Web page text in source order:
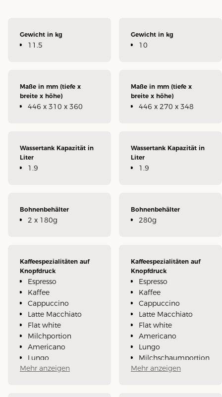
Gewicht in kg
11.5
Gewicht in kg
10
Maße in mm (tiefe x
breite x höhe)
446 x 310 x 360
Maße in mm (tiefe x
breite x höhe)
446 x 270 x 348
Wassertank Kapazität in
Liter
1.9
Wassertank Kapazität in
Liter
1.9
Bohnenbehälter
2 x 180g
Bohnenbehälter
280g
Kaffeespezialitäten auf
Knopfdruck
Espresso
Kaffee
Cappuccino
Latte Macchiato
Flat white
Milchportion
Americano
Lungo
Milchschaumportion
Mehr anzeigen
Kaffeespezialitäten auf
Knopfdruck
Espresso
Kaffee
Cappuccino
Latte Macchiato
Flat white
Americano
Lungo
Milchschaumportion
Cold Brew Espresso
Mehr anzeigen